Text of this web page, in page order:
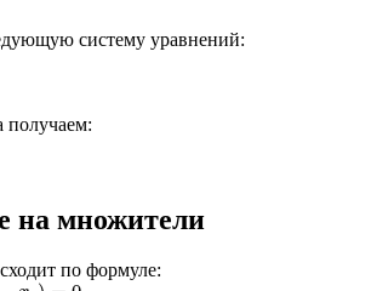
систему уравнений:
получаем:
на множители
по формуле:
2)=0